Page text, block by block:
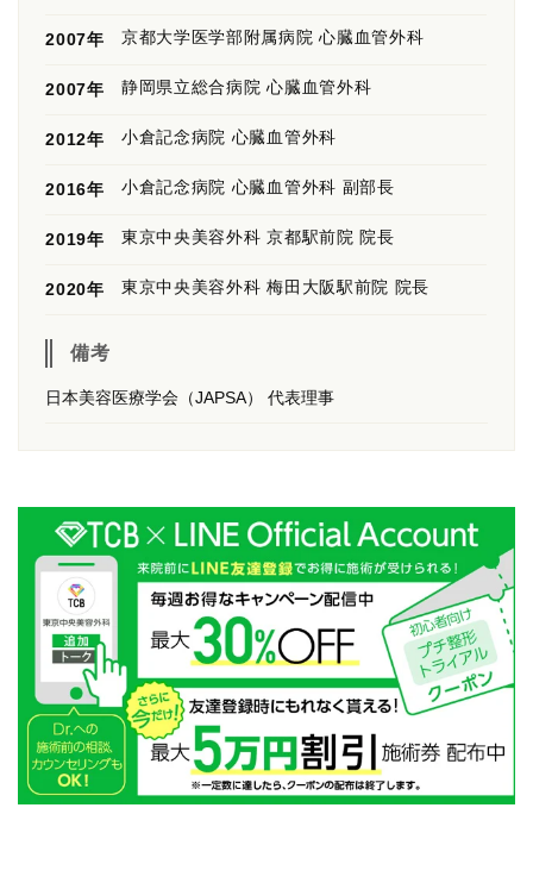
2007年 京都大学医学部附属病院 心臓血管外科
2007年 静岡県立総合病院 心臓血管外科
2012年 小倉記念病院 心臓血管外科
2016年 小倉記念病院 心臓血管外科 副部長
2019年 東京中央美容外科 京都駅前院 院長
2020年 東京中央美容外科 梅田大阪駅前院 院長
備考
日本美容医療学会（JAPSA） 代表理事